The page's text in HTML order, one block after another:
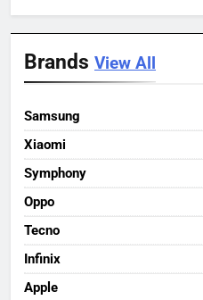
Brands View All
Samsung
Xiaomi
Symphony
Oppo
Tecno
Infinix
Apple